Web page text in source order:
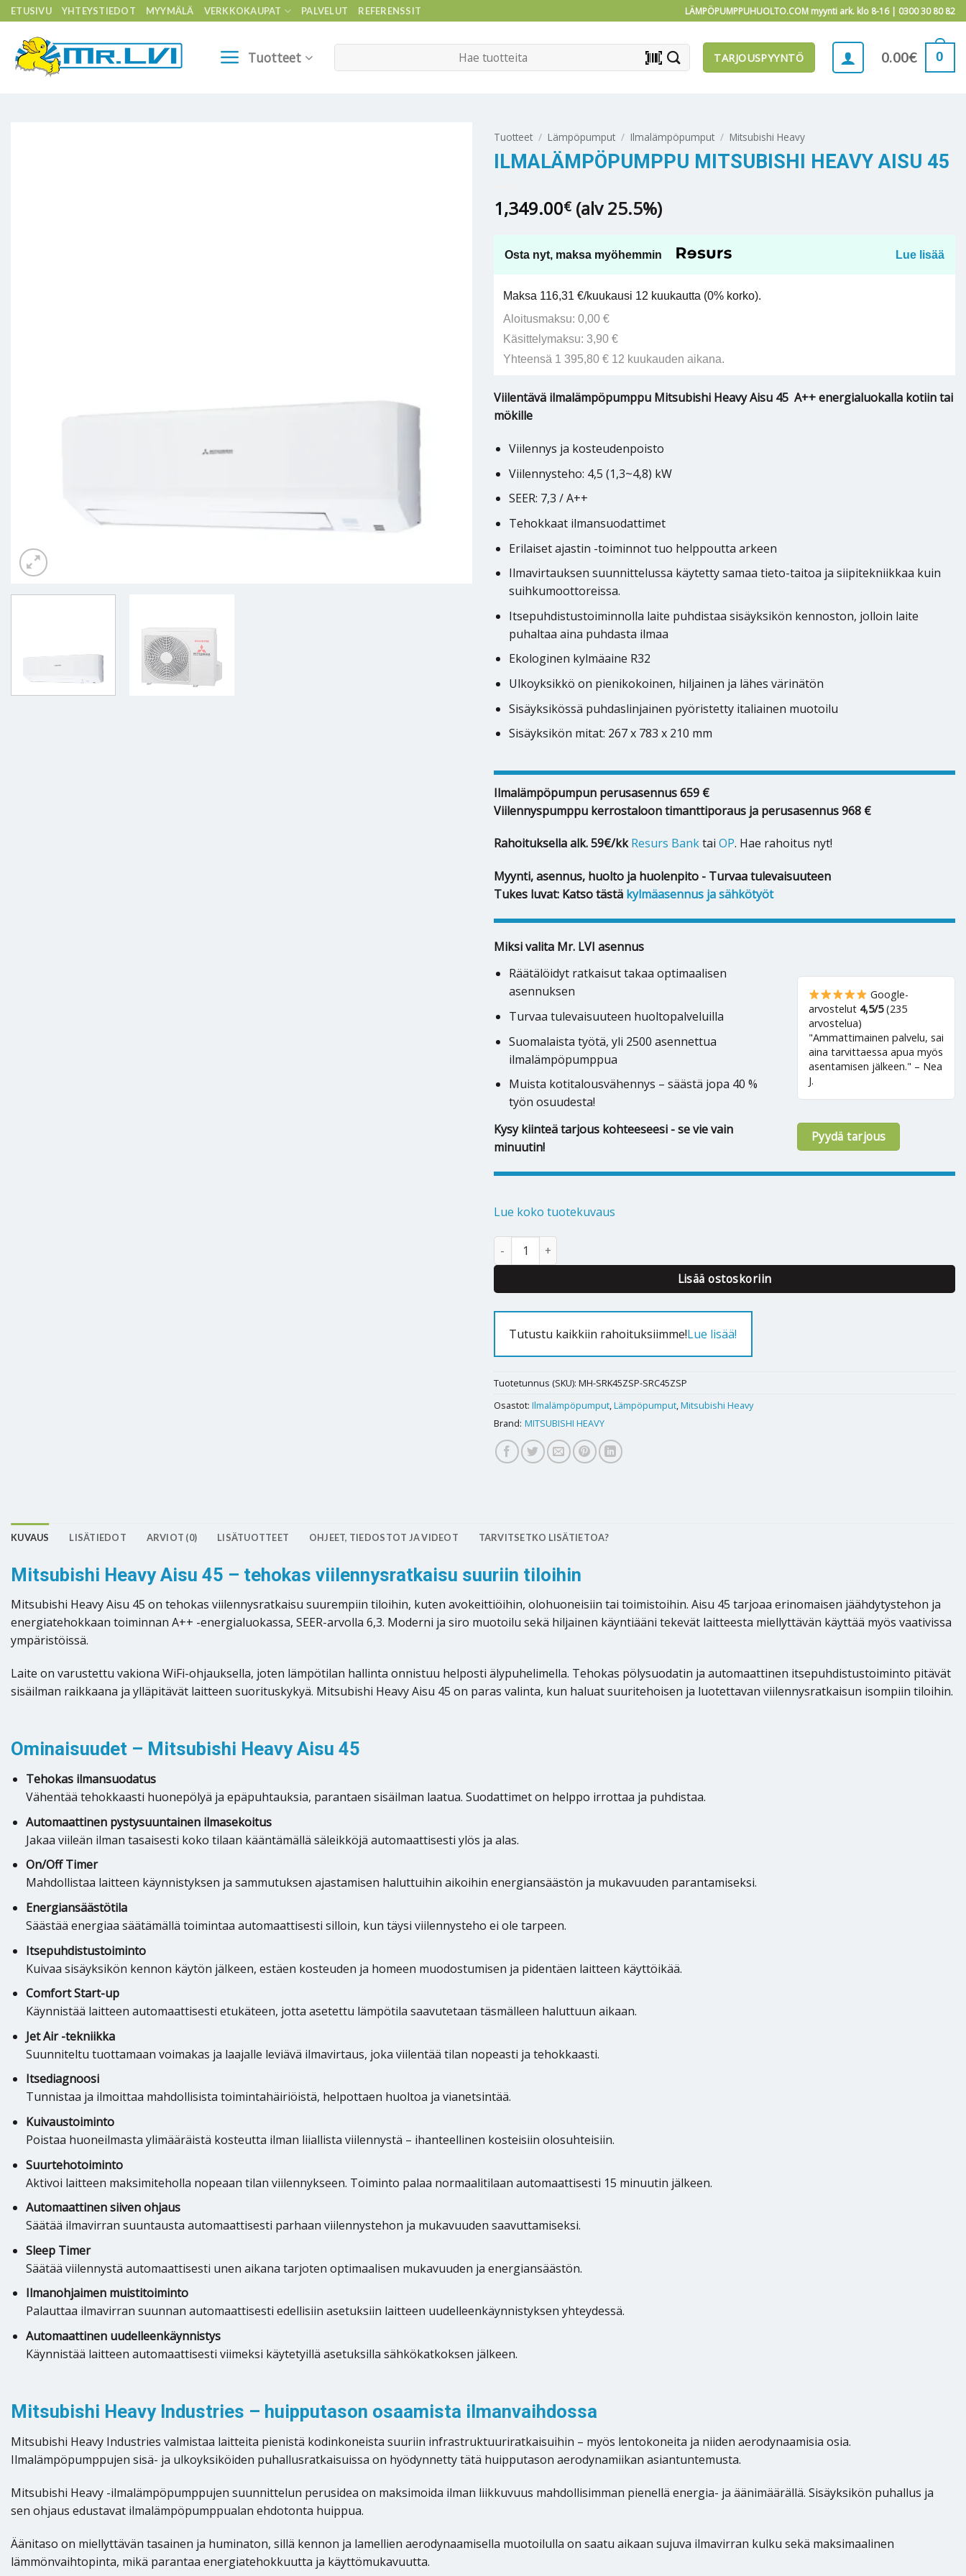
Skip
to
content
ETUSIVU YHTEYSTIEDOT MYYMÄLÄ VERKKOKAUPAT PALVELUT REFERENSSIT LÄMPÖPUMPPUHUOLTO.COM myynti ark. klo 8-16 | 0300 30 80 82
Tuotteet barcode_scanner TARJOUSPYYNTÖ 0.00€ 0
Tuotteet / Lämpöpumput / Ilmalämpöpumput / Mitsubishi Heavy
ILMALÄMPÖPUMPPU MITSUBISHI HEAVY AISU 45
1,349.00€ (alv 25.5%)
Osta nyt, maksa myöhemmin Lue lisää
Maksa 116,31 €/kuukausi 12 kuukautta (0% korko).
Aloitusmaksu: 0,00 €
Käsittelymaksu: 3,90 €
Yhteensä 1 395,80 € 12 kuukauden aikana.
Viilentävä ilmalämpöpumppu Mitsubishi Heavy Aisu 45 A++ energialuokalla kotiin tai
mökille
Viilennys ja kosteudenpoisto
Viilennysteho: 4,5 (1,3~4,8) kW
SEER: 7,3 / A++
Tehokkaat ilmansuodattimet
Erilaiset ajastin -toiminnot tuo helppoutta arkeen
Ilmavirtauksen suunnittelussa käytetty samaa tieto-taitoa ja siipitekniikkaa kuin
suihkumoottoreissa.
Itsepuhdistustoiminnolla laite puhdistaa sisäyksikön kennoston, jolloin laite
puhaltaa aina puhdasta ilmaa
Ekologinen kylmäaine R32
Ulkoyksikkö on pienikokoinen, hiljainen ja lähes värinätön
Sisäyksikössä puhdaslinjainen pyöristetty italiainen muotoilu
Sisäyksikön mitat: 267 x 783 x 210 mm
Ilmalämpöpumpun perusasennus 659 €
Viilennyspumppu kerrostaloon timanttiporaus ja perusasennus 968 €
Rahoituksella alk. 59€/kk Resurs Banktai OP. Hae rahoitus nyt!
Myynti, asennus, huolto ja huolenpito - Turvaa tulevaisuuteen
Tukes luvat: Katso tästä kylmäasennus ja sähkötyöt
Miksi valita Mr. LVI asennus
Räätälöidyt ratkaisut takaa optimaalisen
asennuksen
Turvaa tulevaisuuteen huoltopalveluilla
Suomalaista työtä, yli 2500 asennettua
ilmalämpöpumppua
Muista kotitalousvähennys – säästä jopa 40 %
työn osuudesta!
Kysy kiinteä tarjous kohteeseesi - se vie vain
minuutin!
Google-
arvostelut 4,5/5(235
arvostelua)
"Ammattimainen palvelu, sai
aina tarvittaessa apua myös
asentamisen jälkeen." – Nea
J.
Pyydä tarjous
Lue koko tuotekuvaus
Ilmalämpöpumppu Mitsubishi Heavy Aisu 45 määrä
Lisää ostoskoriin
Alternative:
Tutustu kaikkiin rahoituksiimme!Lue lisää!
Tuotetunnus (SKU): MH-SRK45ZSP-SRC45ZSP
Osastot: Ilmalämpöpumput,Lämpöpumput,Mitsubishi Heavy
Brand: MITSUBISHI HEAVY
KUVAUS LISÄTIEDOT ARVIOT (0) LISÄTUOTTEET OHJEET, TIEDOSTOT JA VIDEOT TARVITSETKO LISÄTIETOA?
Mitsubishi Heavy Aisu 45 – tehokas viilennysratkaisu suuriin tiloihin
Mitsubishi Heavy Aisu 45 on tehokas viilennysratkaisu suurempiin tiloihin, kuten avokeittiöihin, olohuoneisiin tai toimistoihin. Aisu 45 tarjoaa erinomaisen jäähdytystehon ja
energiatehokkaan toiminnan A++ -energialuokassa, SEER-arvolla 6,3. Moderni ja siro muotoilu sekä hiljainen käyntiääni tekevät laitteesta miellyttävän käyttää myös vaativissa
ympäristöissä.
Laite on varustettu vakiona WiFi-ohjauksella, joten lämpötilan hallinta onnistuu helposti älypuhelimella. Tehokas pölysuodatin ja automaattinen itsepuhdistustoiminto pitävät
sisäilman raikkaana ja ylläpitävät laitteen suorituskykyä. Mitsubishi Heavy Aisu 45 on paras valinta, kun haluat suuritehoisen ja luotettavan viilennysratkaisun isompiin tiloihin.
Ominaisuudet – Mitsubishi Heavy Aisu 45
Tehokas ilmansuodatus
Vähentää tehokkaasti huonepölyä ja epäpuhtauksia, parantaen sisäilman laatua. Suodattimet on helppo irrottaa ja puhdistaa.
Automaattinen pystysuuntainen ilmasekoitus
Jakaa viileän ilman tasaisesti koko tilaan kääntämällä säleikköjä automaattisesti ylös ja alas.
On/Off Timer
Mahdollistaa laitteen käynnistyksen ja sammutuksen ajastamisen haluttuihin aikoihin energiansäästön ja mukavuuden parantamiseksi.
Energiansäästötila
Säästää energiaa säätämällä toimintaa automaattisesti silloin, kun täysi viilennysteho ei ole tarpeen.
Itsepuhdistustoiminto
Kuivaa sisäyksikön kennon käytön jälkeen, estäen kosteuden ja homeen muodostumisen ja pidentäen laitteen käyttöikää.
Comfort Start-up
Käynnistää laitteen automaattisesti etukäteen, jotta asetettu lämpötila saavutetaan täsmälleen haluttuun aikaan.
Jet Air -tekniikka
Suunniteltu tuottamaan voimakas ja laajalle leviävä ilmavirtaus, joka viilentää tilan nopeasti ja tehokkaasti.
Itsediagnoosi
Tunnistaa ja ilmoittaa mahdollisista toimintahäiriöistä, helpottaen huoltoa ja vianetsintää.
Kuivaustoiminto
Poistaa huoneilmasta ylimääräistä kosteutta ilman liiallista viilennystä – ihanteellinen kosteisiin olosuhteisiin.
Suurtehotoiminto
Aktivoi laitteen maksimiteholla nopeaan tilan viilennykseen. Toiminto palaa normaalitilaan automaattisesti 15 minuutin jälkeen.
Automaattinen siiven ohjaus
Säätää ilmavirran suuntausta automaattisesti parhaan viilennystehon ja mukavuuden saavuttamiseksi.
Sleep Timer
Säätää viilennystä automaattisesti unen aikana tarjoten optimaalisen mukavuuden ja energiansäästön.
Ilmanohjaimen muistitoiminto
Palauttaa ilmavirran suunnan automaattisesti edellisiin asetuksiin laitteen uudelleenkäynnistyksen yhteydessä.
Automaattinen uudelleenkäynnistys
Käynnistää laitteen automaattisesti viimeksi käytetyillä asetuksilla sähkökatkoksen jälkeen.
Mitsubishi Heavy Industries – huipputason osaamista ilmanvaihdossa
Mitsubishi Heavy Industries valmistaa laitteita pienistä kodinkoneista suuriin infrastruktuuriratkaisuihin – myös lentokoneita ja niiden aerodynaamisia osia.
Ilmalämpöpumppujen sisä- ja ulkoyksiköiden puhallusratkaisuissa on hyödynnetty tätä huipputason aerodynamiikan asiantuntemusta.
Mitsubishi Heavy -ilmalämpöpumppujen suunnittelun perusidea on maksimoida ilman liikkuvuus mahdollisimman pienellä energia- ja äänimäärällä. Sisäyksikön puhallus ja
sen ohjaus edustavat ilmalämpöpumppualan ehdotonta huippua.
Äänitaso on miellyttävän tasainen ja huminaton, sillä kennon ja lamellien aerodynaamisella muotoilulla on saatu aikaan sujuva ilmavirran kulku sekä maksimaalinen
lämmönvaihtopinta, mikä parantaa energiatehokkuutta ja käyttömukavuutta.